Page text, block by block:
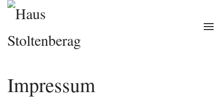
Impressum